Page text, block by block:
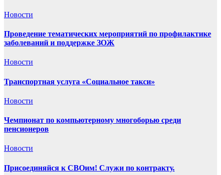
Новости
Проведение тематических мероприятий по профилактике
заболеваний и поддержке ЗОЖ
Новости
Транспортная услуга «Социальное такси»
Новости
Чемпионат по компьютерному многоборью среди
пенсионеров
Новости
Присоединяйся к СВОим! Служи по контракту.